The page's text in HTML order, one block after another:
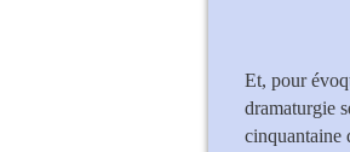
Et, pour
dramaturgie
cinquantaine